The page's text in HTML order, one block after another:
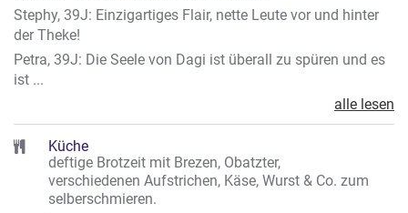
Stephy, 39J: Einzigartiges Flair, nette Leute vor und hinter
der Theke!
Petra, 39J: Die Seele von Dagi ist überall zu spüren und es
ist ...
alle lesen
Küche
deftige Brotzeit mit Brezen, Obatzter,
verschiedenen Aufstrichen, Käse, Wurst & Co. zum
selberschmieren.